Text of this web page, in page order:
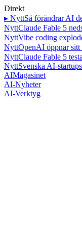
Direkt
▸ NyttSå förändrar AI
NyttClaude Fable 5
NyttVibe coding
NyttOpenAI öppnar
NyttClaude Fable 5
NyttSvenska AI-
AIMagasinet
AI-Nyheter
AI-Verktyg